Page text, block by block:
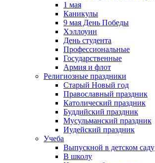
1 мая
Каникулы
9 мая День Победы
Хэллоуин
День студента
Профессиональные
Государственные
Армия и флот
Религиозные праздники
Старый Новый год
Православный праздник
Католический праздник
Буддийский праздник
Мусульманский праздник
Иудейский праздник
Учеба
Выпускной в детском саду
В школу